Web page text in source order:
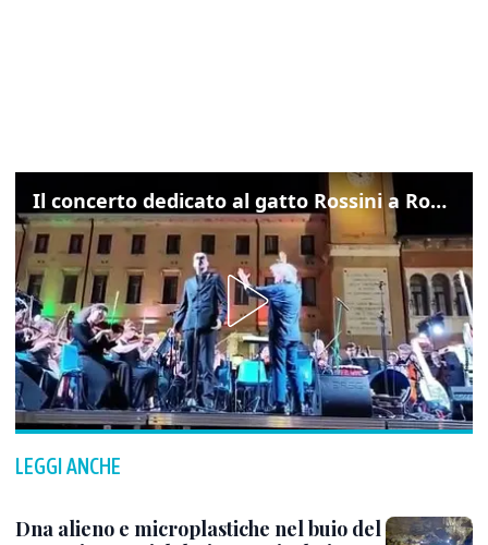
Il concerto dedicato al gatto Rossini a Rovigo: ecco un estratto
LEGGI ANCHE
Dna alieno e microplastiche nel buio del